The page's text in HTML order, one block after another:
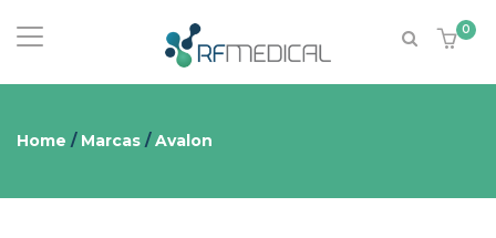
0
Home / Marcas /Avalon